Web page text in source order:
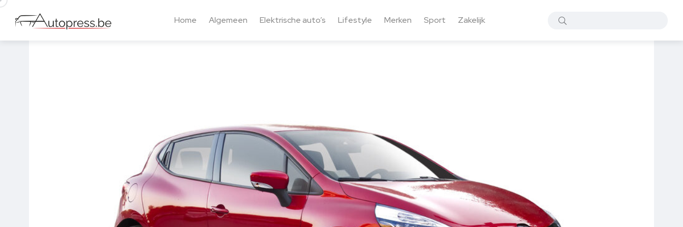
Home Algemeen Elektrische auto’s Lifestyle Merken Sport Zakelijk